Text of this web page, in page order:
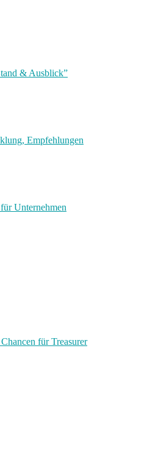
& Ausblick”
Empfehlungen
Unternehmen
für Treasurer